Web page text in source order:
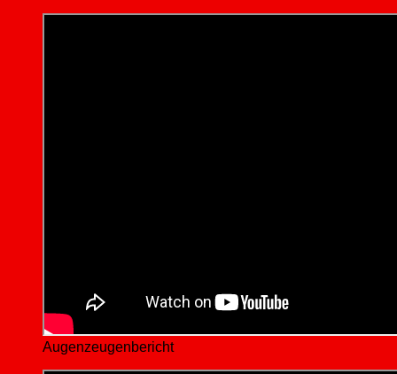
Augenzeugenbericht